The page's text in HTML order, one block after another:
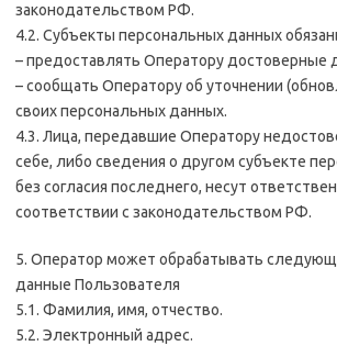
законодательством РФ.
4.2. Субъекты персональных данных
– предоставлять Оператору достоверные
– сообщать Оператору об уточнении
своих персональных данных.
4.3. Лица, передавшие Оператору
себе, либо сведения о другом субъекте
без согласия последнего, несут
соответствии с законодательством РФ.
5. Оператор может обрабатывать
данные Пользователя
5.1. Фамилия, имя, отчество.
5.2. Электронный адрес.